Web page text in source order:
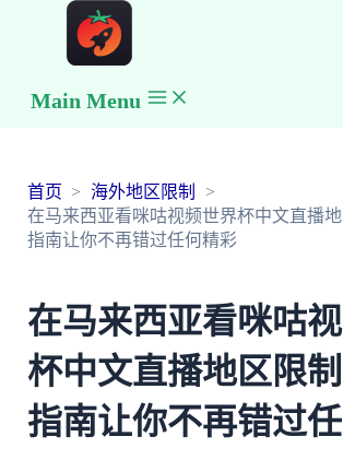
Main Menu
首页
海外地区限制
在马来西亚看咪咕视频世界杯中文直播
指南让你不再错过任何精彩
在马来西亚看咪咕
杯中文直播地区限
指南让你不再错过